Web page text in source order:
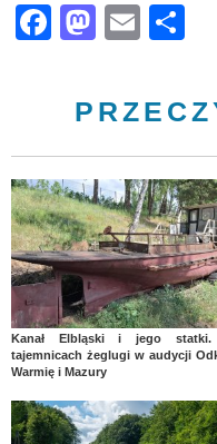
Facebook
Email
Kanał Elbląski i jego
tajemnicach żeglugi w audycji
Warmię i Mazury